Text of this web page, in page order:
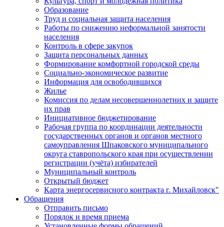
Образование
Труд и социальная защита населения
Работы по снижению неформальной занятости
населения
Контроль в сфере закупок
Защита персональных данных
Формирование комфортной городской среды
Социально-экономическое развитие
Информация для освободившихся
Жилье
Комиссия по делам несовершеннолетних и защите
их прав
Инициативное бюджетирование
Рабочая группа по координации деятельности
государственных органов и органов местного
самоуправления Шпаковского муниципального
округа ставропольского края при осуществлении
регистрации (учёта) избирателей
Муниципальный контроль
Открытый бюджет
Карта энергосервисного контракта г. Михайловск"
Обращения
Отправить письмо
Порядок и время приема